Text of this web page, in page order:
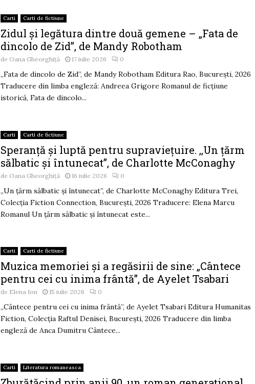
Carti Carti de fictiune
Zidul și legătura dintre două gemene – „Fata de
dincolo de Zid”, de Mandy Robotham
de Oana Gheorghiță 17 iulie 2026 0
,,Fata de dincolo de Zid”, de Mandy Robotham Editura Rao, București, 2026
Traducere din limba engleză: Andreea Grigore Romanul de ficțiune
istorică, Fata de dincolo...
Carti Carti de fictiune
Speranță și luptă pentru supraviețuire. ,,Un țărm
sălbatic și întunecat”, de Charlotte McConaghy
de Oana Gheorghiță 16 iulie 2026 0
,,Un țărm sălbatic și întunecat”, de Charlotte McConaghy Editura Trei,
Colecția Fiction Connection, București, 2026 Traducere: Elena Marcu
Romanul Un țărm sălbatic și întunecat este...
Carti Carti de fictiune
Muzica memoriei și a regăsirii de sine: „Cântece
pentru cei cu inima frântă”, de Ayelet Tsabari
de Elena Ion 15 iulie 2026 0
„Cântece pentru cei cu inima frântă”, de Ayelet Tsabari Editura Humanitas
Fiction, Colecția Raftul Denisei, București, 2026 Traducere din limba
engleză de Anca Dumitru Cântece...
Carti Literatura romaneasca